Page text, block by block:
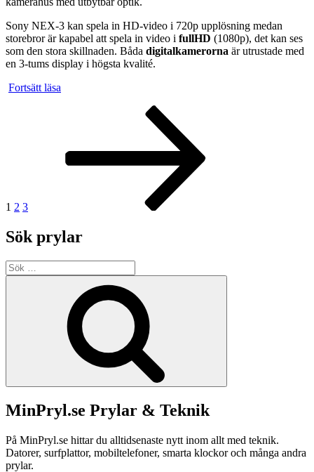
Sony NEX-3 kan spela in HD-video i 720p upplösning medan
storebror är kapabel att spela in video i fullHD (1080p), det kan ses
som den stora skillnaden. Båda digitalkamerorna är utrustade med
en 3-tums display i högsta kvalité.
Fortsätt läsa
NEX-
5”
1 2 3
Sök prylar
Sök
efter:
MinPryl.se Prylar & Teknik
På MinPryl.se hittar du alltidsenaste nytt inom allt med teknik.
Datorer, surfplattor, mobiltelefoner, smarta klockor och många andra
prylar.